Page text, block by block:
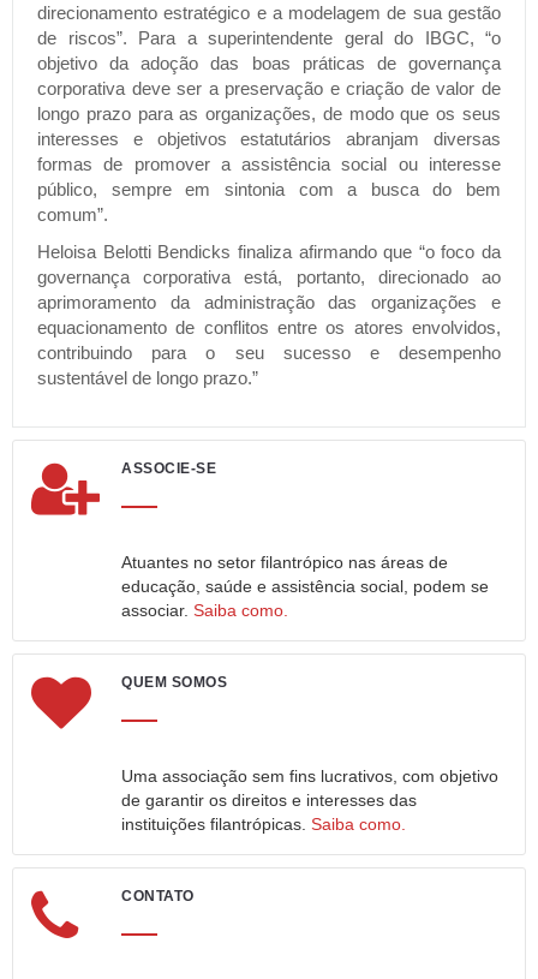
direcionamento estratégico e a modelagem de sua gestão
de riscos”. Para a superintendente geral do IBGC, “o
objetivo da adoção das boas práticas de governança
corporativa deve ser a preservação e criação de valor de
longo prazo para as organizações, de modo que os seus
interesses e objetivos estatutários abranjam diversas
formas de promover a assistência social ou interesse
público, sempre em sintonia com a busca do bem
comum”.
Heloisa Belotti Bendicks finaliza afirmando que “o foco da
governança corporativa está, portanto, direcionado ao
aprimoramento da administração das organizações e
equacionamento de conflitos entre os atores envolvidos,
contribuindo para o seu sucesso e desempenho
sustentável de longo prazo.”
ASSOCIE-SE
Atuantes no setor filantrópico nas áreas de
educação, saúde e assistência social, podem se
associar. Saiba como.
QUEM SOMOS
Uma associação sem fins lucrativos, com objetivo
de garantir os direitos e interesses das
instituições filantrópicas. Saiba como.
CONTATO